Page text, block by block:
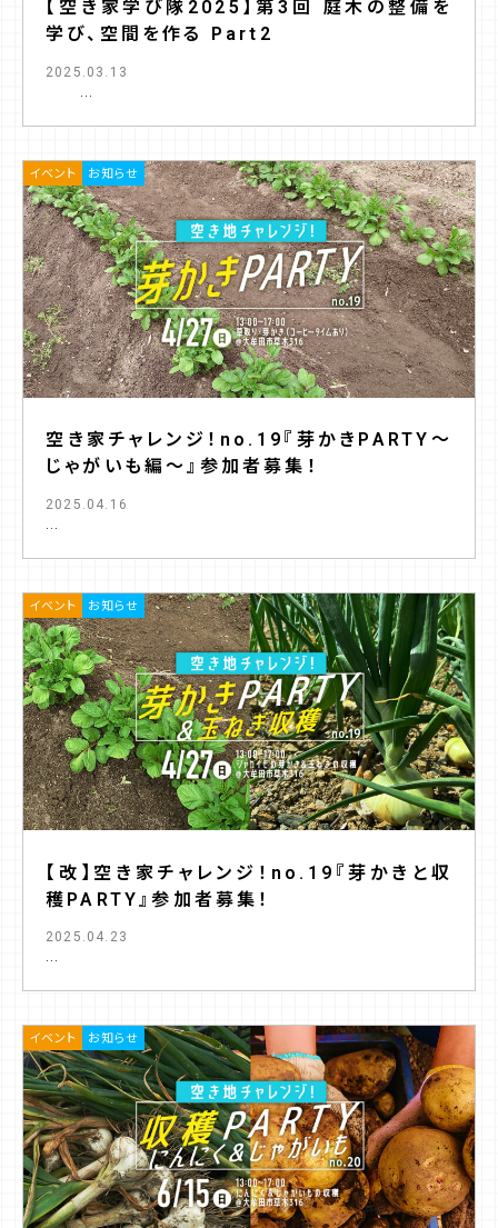
【空き家学び隊2025】第3回 庭木の整備を
学び、空間を作る Part2
2025.03.13
...
イベント お知らせ
空き家チャレンジ！no.19『芽かきPARTY〜
じゃがいも編〜』参加者募集！
2025.04.16
...
イベント お知らせ
【改】空き家チャレンジ！no.19『芽かきと収
穫PARTY』参加者募集！
2025.04.23
...
イベント お知らせ